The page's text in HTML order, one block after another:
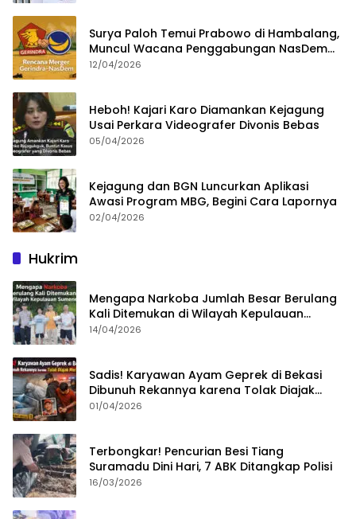
Surya Paloh Temui Prabowo di Hambalang,
Muncul Wacana Penggabungan NasDem
dan Gerindra
12/04/2026
Heboh! Kajari Karo Diamankan Kejagung
Usai Perkara Videografer Divonis Bebas
05/04/2026
Kejagung dan BGN Luncurkan Aplikasi
Awasi Program MBG, Begini Cara Lapornya
02/04/2026
Hukrim
Mengapa Narkoba Jumlah Besar Berulang
Kali Ditemukan di Wilayah Kepulauan
Sumenep?
14/04/2026
Sadis! Karyawan Ayam Geprek di Bekasi
Dibunuh Rekannya karena Tolak Diajak
Merampok Majikan
01/04/2026
Terbongkar! Pencurian Besi Tiang
Suramadu Dini Hari, 7 ABK Ditangkap Polisi
16/03/2026